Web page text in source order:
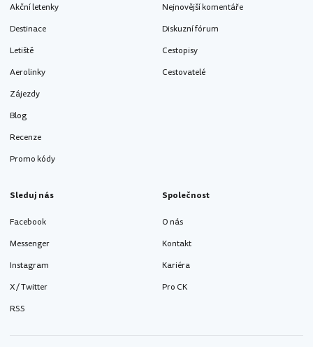
Akční letenky
Destinace
Letiště
Aerolinky
Zájezdy
Blog
Recenze
Promo kódy
Nejnovější komentáře
Diskuzní fórum
Cestopisy
Cestovatelé
Sleduj nás
Facebook
Messenger
Instagram
X / Twitter
RSS
Společnost
O nás
Kontakt
Kariéra
Pro CK